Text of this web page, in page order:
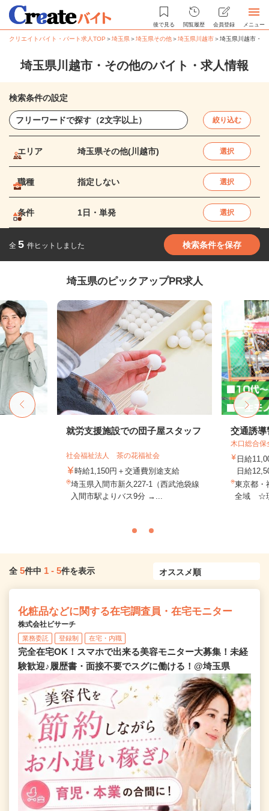
後で見る 閲覧履歴 会員登録 メニュー
クリエイトバイト・パート求人TOP ＞埼玉県＞埼玉県その他＞埼玉県川越市＞埼玉県川越市・
埼玉県川越市・その他のバイト・求人情報
検索条件の設定
絞り込む
エリア 埼玉県その他(川越市) 選択
職種 指定しない 選択
条件 1日・単発 選択
全 5 件ヒットしました 検索条件を保存
埼玉県のピックアップPR求人
就労支援施設での団子屋スタッフ
社会福祉法人 茶の花福祉会
時給1,150円＋交通費別途支給
埼玉県入間市新久227-1（西武池袋線
入間市駅よりバス9分 →...
交通誘導
木口総合保
日給
日給
東京都・
全域 ☆
全 5件中 1 - 5件を表示
化粧品などに関する在宅調査員・在宅モニター
株式会社ビサーチ
業務委託 登録制 在宅・内職
完全在宅OK！スマホで出来る美容モニター大募集！未経
験歓迎♪履歴書・面接不要でスグに働ける！@埼玉県